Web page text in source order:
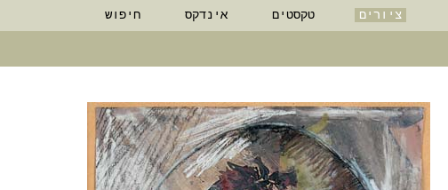
ציורים טקסטים אינדקס חיפוש